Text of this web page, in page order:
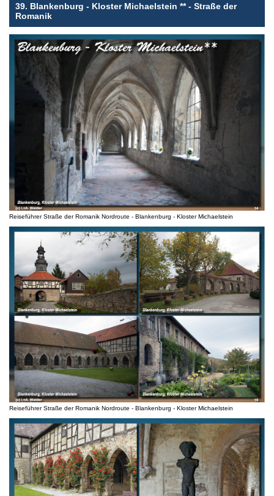
39. Blankenburg - Kloster Michaelstein ** - Straße der
Romanik
Reiseführer Straße der Romanik Nordroute - Blankenburg - Kloster Michaelstein
Reiseführer Straße der Romanik Nordroute - Blankenburg - Kloster Michaelstein